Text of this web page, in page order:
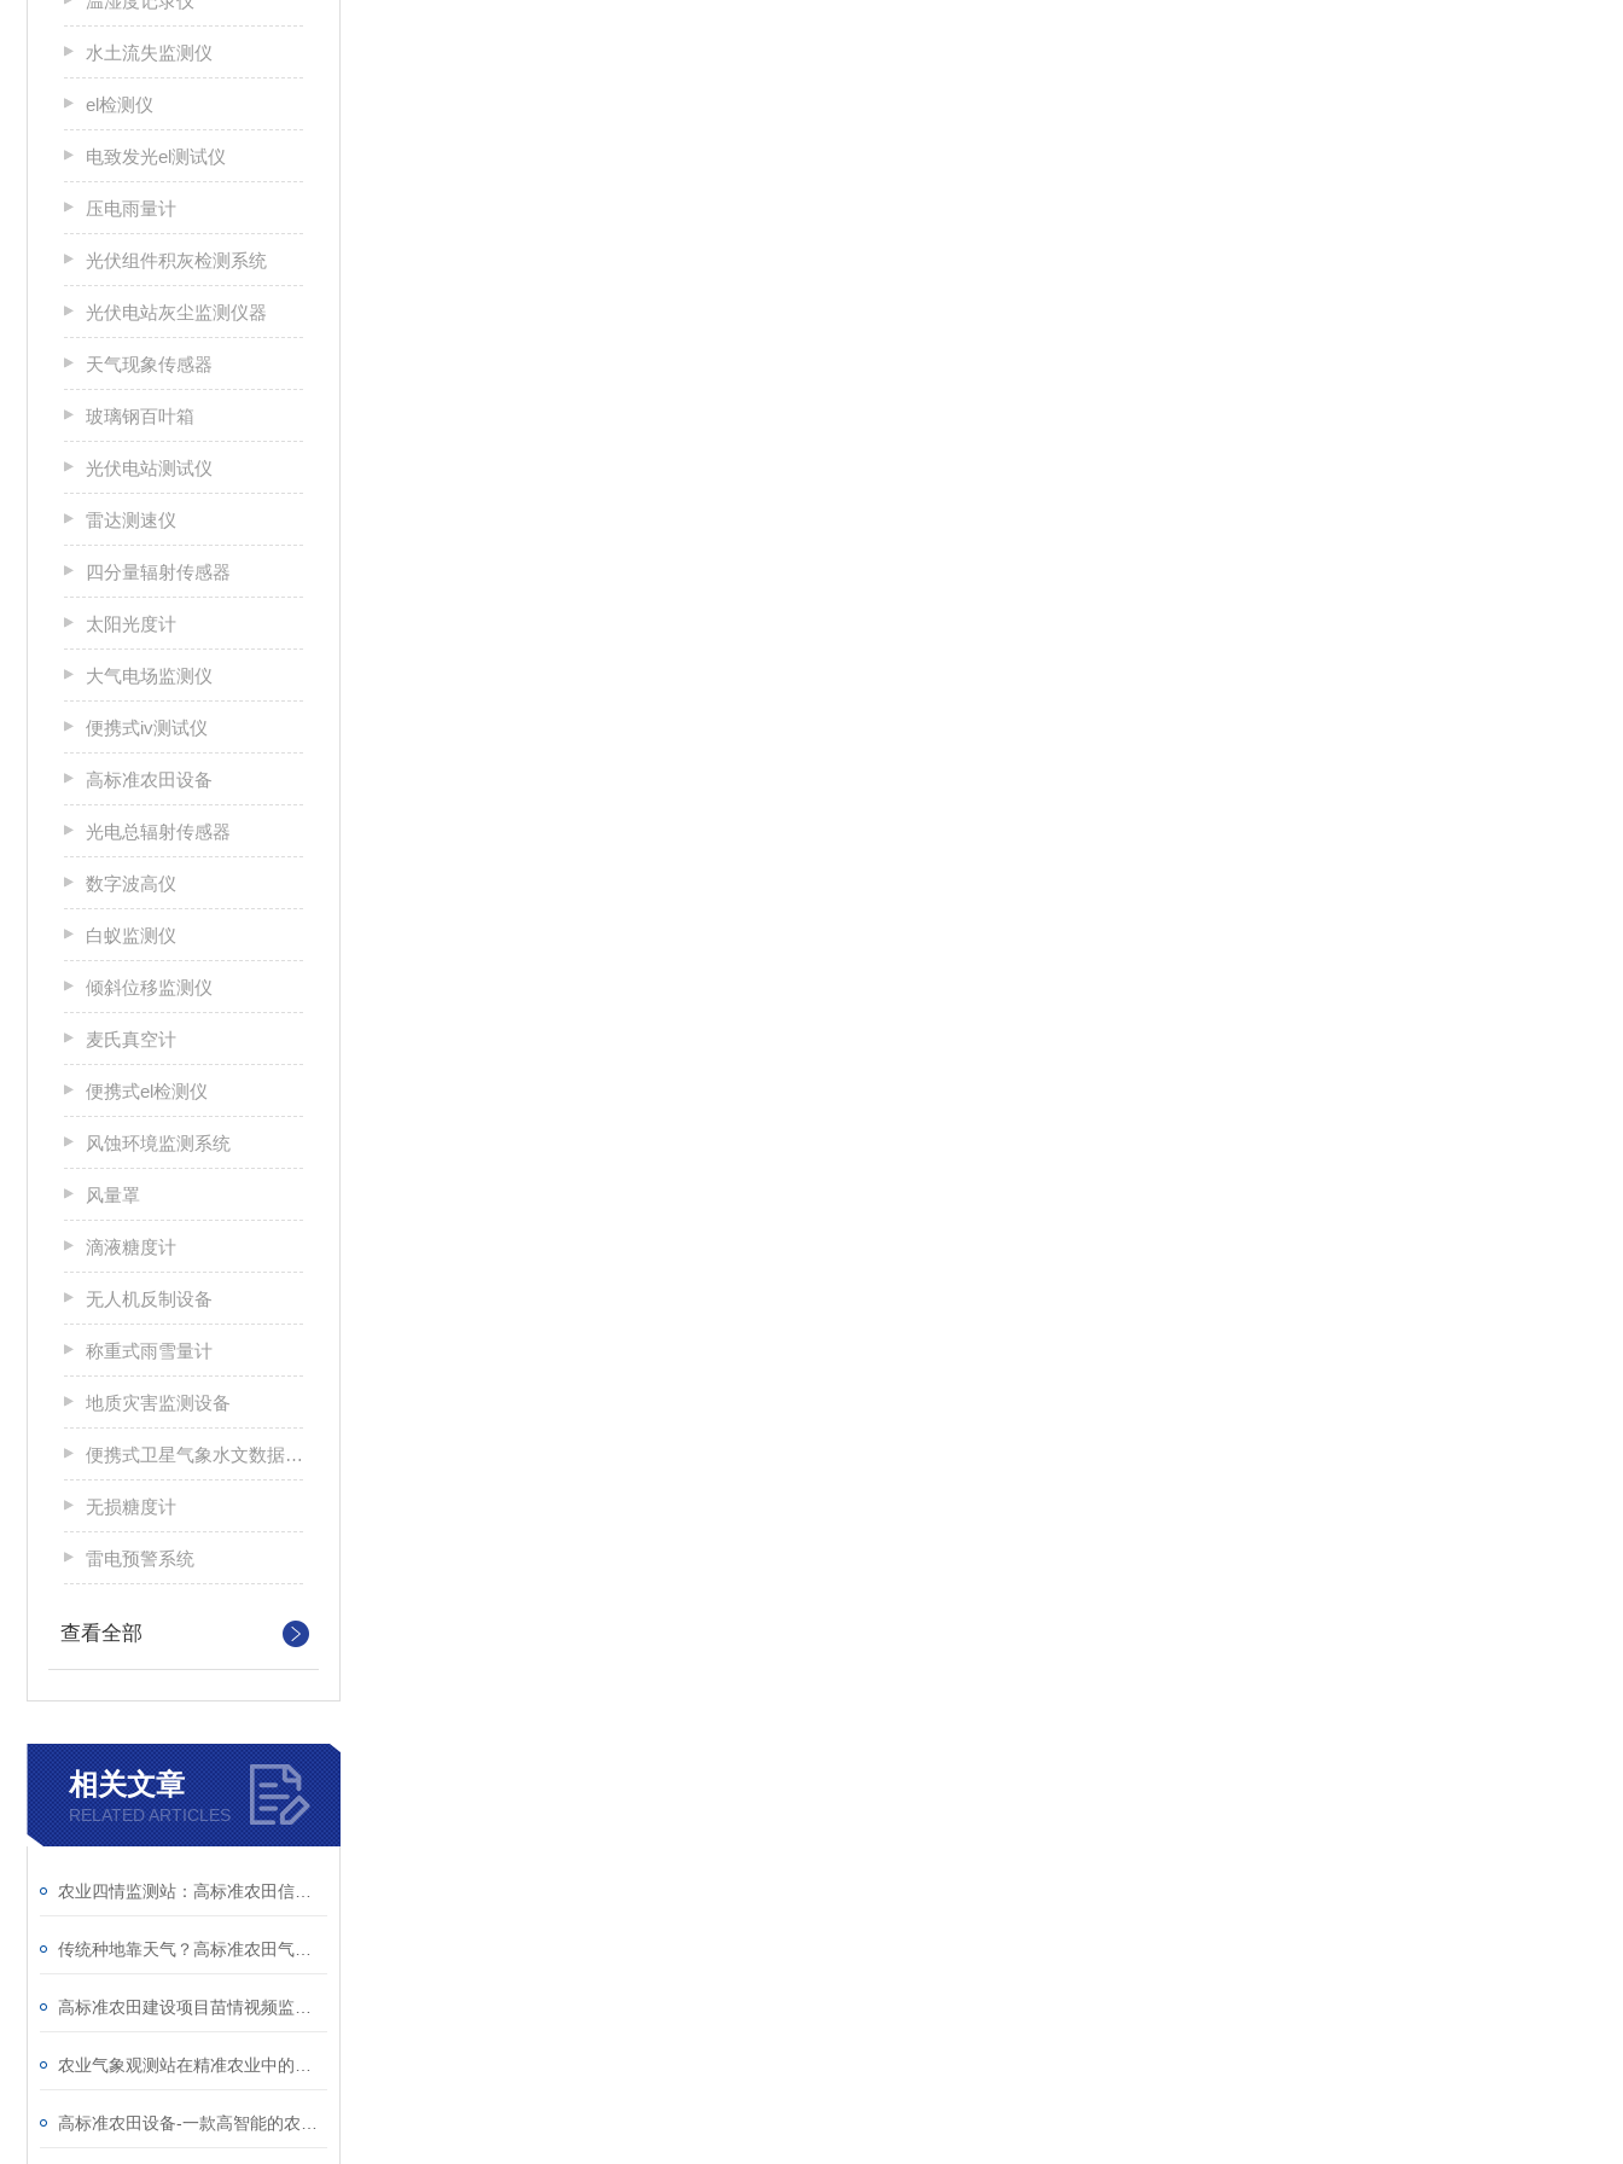
水土流失监测仪
el检测仪
电致发光el测试仪
压电雨量计
光伏组件积灰检测系统
光伏电站灰尘监测仪器
天气现象传感器
玻璃钢百叶箱
光伏电站测试仪
雷达测速仪
四分量辐射传感器
太阳光度计
大气电场监测仪
便携式iv测试仪
高标准农田设备
光电总辐射传感器
数字波高仪
白蚁监测仪
倾斜位移监测仪
麦氏真空计
便携式el检测仪
风蚀环境监测系统
风量罩
滴液糖度计
无人机反制设备
称重式雨雪量计
地质灾害监测设备
便携式卫星气象水文数据广播接收设备
无损糖度计
雷电预警系统
查看全部
相关文章
RELATED ARTICLES